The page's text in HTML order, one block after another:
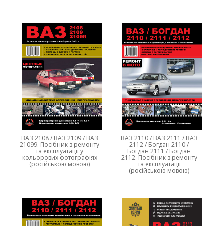
ВАЗ 2108 / ВАЗ 2109 / ВАЗ
21099. Посібник з ремонту
та експлуатації у
кольорових фотографіях
(російською мовою)
ВАЗ 2110 / ВАЗ 2111 / ВАЗ
2112 / Богдан 2110 /
Богдан 2111 / Богдан
2112. Посібник з ремонту
та експлуатації
(російською мовою)